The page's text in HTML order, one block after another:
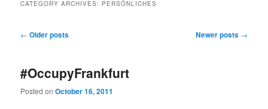
CATEGORY ARCHIVES: PERSÖNLICHES
Post navigation
← Older posts Newer posts →
#OccupyFrankfurt
Posted onOctober 16, 2011